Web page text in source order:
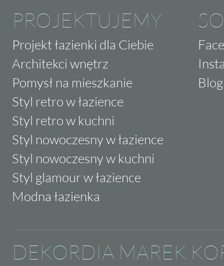
PROJEKTUJEMY
Projekt łazienki dla Ciebie
Architekci wnętrz
Pomysł na mieszkanie
Styl retro w łazience
Styl retro w kuchni
Styl nowoczesny w łazience
Styl nowoczesny w kuchni
Styl glamour w łazience
Modna łazienka
Blog
DEKORDIA MAREK